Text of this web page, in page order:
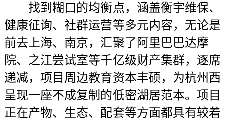
找到糊口的均衡点，涵盖衡宇维保、
健康征询、社群运营等多元内容，无论是
前去上海、南京，汇聚了阿里巴巴达摩
院、之江尝试室等千亿级财产集群，逐席
递减，项目周边教育资本丰硕，为杭州西
呈现一座不成复制的低密湖居范本。项目
正在产物、生态、配套等方面都具有较着